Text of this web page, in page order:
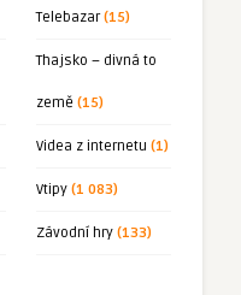
Telebazar(15)
Thajsko – divná to
země (15)
Videa z internetu (1)
Vtipy (1 083)
Závodní hry (133)